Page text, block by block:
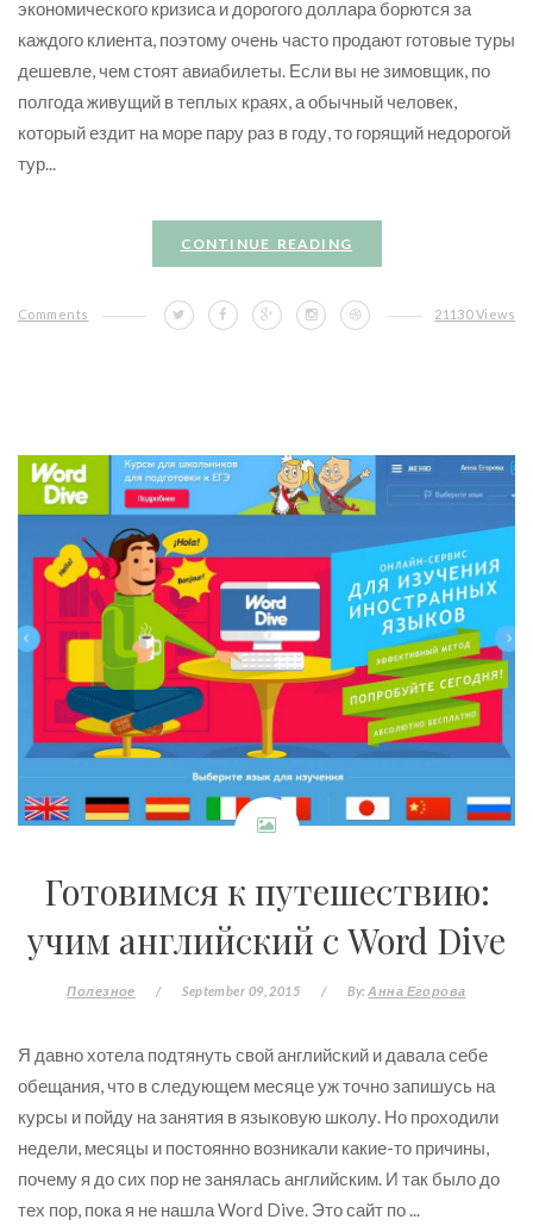
экономического кризиса и дорогого доллара борются за
каждого клиента, поэтому очень часто продают готовые туры
дешевле, чем стоят авиабилеты. Если вы не зимовщик, по
полгода живущий в теплых краях, а обычный человек,
который ездит на море пару раз в году, то горящий недорогой
тур...
CONTINUE READING
Comments 21130 Views
Готовимся к путешествию:
учим английский с Word Dive
Полезное / September 09, 2015 / By:Анна Егорова
Я давно хотела подтянуть свой английский и давала себе
обещания, что в следующем месяце уж точно запишусь на
курсы и пойду на занятия в языковую школу. Но проходили
недели, месяцы и постоянно возникали какие-то причины,
почему я до сих пор не занялась английским. И так было до
тех пор, пока я не нашла Word Dive. Это сайт по...